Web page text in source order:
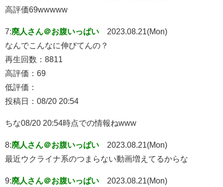
高評価69wwwww
7:廃人さん＠お腹いっぱい
2023.08.21(Mon)
なんでこんなに伸びてんの？
再生回数：8811
高評価：69
低評価：
投稿日：08/20 20:54
ちな08/20 20:54時点での情報ねwww
8:廃人さん＠お腹いっぱい
2023.08.21(Mon)
最近ウクライナ系のつまらない動画増えてるからな
9:廃人さん＠お腹いっぱい
2023.08.21(Mon)